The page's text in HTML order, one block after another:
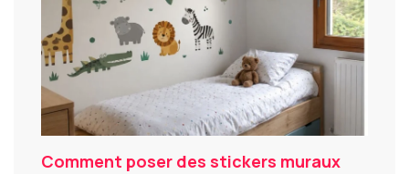
Comment poser des stickers muraux